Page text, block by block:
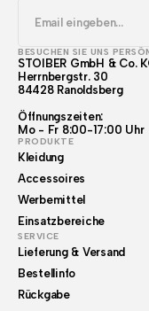
BESUCHEN SIE UNS
STOIBER GmbH & Co.
Herrnbergstr. 30
84428 Ranoldsberg
Öffnungszeiten:
Mo - Fr 8:00-17:00 Uhr
PRODUKTE
Kleidung
Accessoires
Werbemittel
Einsatzbereiche
SERVICE
Lieferung & Versand
Bestellinfo
Rückgabe